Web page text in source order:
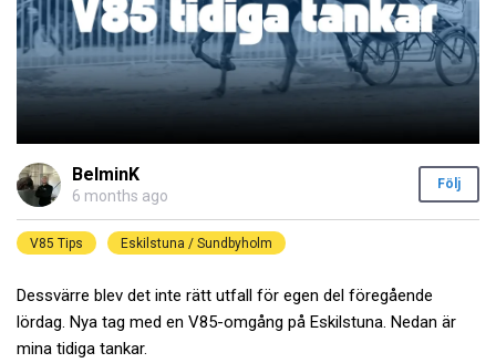
BelminK
6 months ago
Följ
V85 Tips Eskilstuna / Sundbyholm
Dessvärre blev det inte rätt utfall för egen del föregående
lördag. Nya tag med en V85-omgång på Eskilstuna. Nedan är
mina tidiga tankar.